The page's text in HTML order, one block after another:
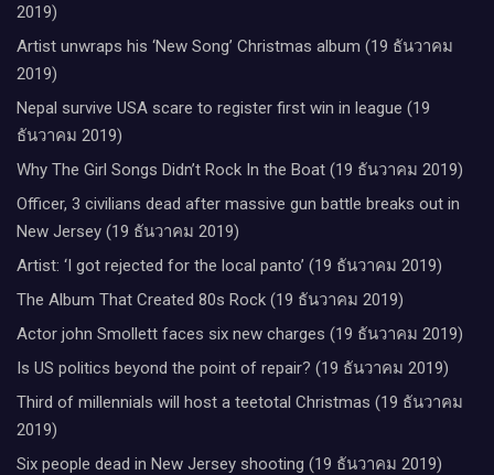
2019)
Artist unwraps his ‘New Song’ Christmas album (19 ธันวาคม
2019)
Nepal survive USA scare to register first win in league (19
ธันวาคม 2019)
Why The Girl Songs Didn’t Rock In the Boat (19 ธันวาคม 2019)
Officer, 3 civilians dead after massive gun battle breaks out in
New Jersey (19 ธันวาคม 2019)
Artist: ‘I got rejected for the local panto’ (19 ธันวาคม 2019)
The Album That Created 80s Rock (19 ธันวาคม 2019)
Actor john Smollett faces six new charges (19 ธันวาคม 2019)
Is US politics beyond the point of repair? (19 ธันวาคม 2019)
Third of millennials will host a teetotal Christmas (19 ธันวาคม
2019)
Six people dead in New Jersey shooting (19 ธันวาคม 2019)